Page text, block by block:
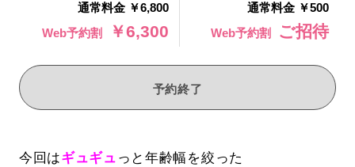
通常料金 ￥6,800
Web予約割
￥6,300
通常料金 ￥500
Web予約割
ご招待
予約終了
今回はギュギュ っと年齢幅を絞った